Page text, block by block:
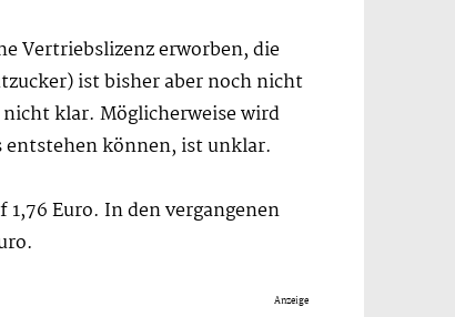
Vertriebslizenz erworben, die
ist bisher aber noch nicht
klar. Möglicherweise wird
entstehen können, ist unklar.
1,76 Euro. In den vergangenen
Anzeige